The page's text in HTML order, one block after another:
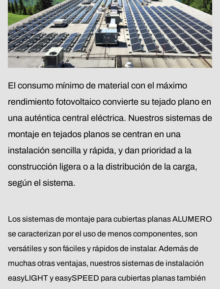
El consumo mínimo de material con el máximo
rendimiento fotovoltaico convierte su tejado plano en
una auténtica central eléctrica. Nuestros sistemas de
montaje en tejados planos se centran en una
instalación sencilla y rápida, y dan prioridad a la
construcción ligera o a la distribución de la carga,
según el sistema.
Los sistemas de montaje para cubiertas planas ALUMERO
se caracterizan por el uso de menos componentes, son
versátiles y son fáciles y rápidos de instalar. Además de
muchas otras ventajas, nuestros sistemas de instalación
easyLIGHT y easySPEED para cubiertas planas también